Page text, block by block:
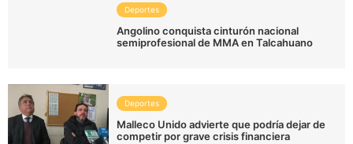
Deportes
Angolino conquista cinturón nacional
semiprofesional de MMA en Talcahuano
Deportes
Malleco Unido advierte que podría dejar de
competir por grave crisis financiera